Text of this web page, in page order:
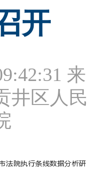
开
来
井区人民